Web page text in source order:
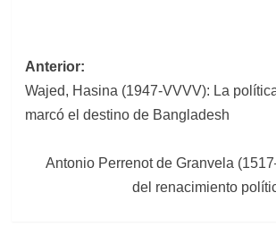
Navegación
de
Anterior:
Wajed, Hasina (1947-VVVV): La
marcó el destino de Bangladesh
Antonio Perrenot de Granvela
del renacimiento